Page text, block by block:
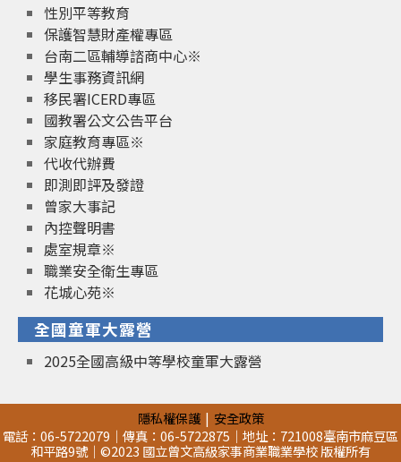
性別平等教育
保護智慧財產權專區
台南二區輔導諮商中心※
學生事務資訊網
移民署ICERD專區
國教署公文公告平台
家庭教育專區※
代收代辦費
即測即評及發證
曾家大事記
內控聲明書
處室規章※
職業安全衛生專區
花城心苑※
全國童軍大露營
2025全國高級中等學校童軍大露營
隱私權保護
安全政策
電話：06-5722079｜傳真：06-5722875｜地址：721008臺南市麻豆區
和平路9號｜©2023 國立曾文高級家事商業職業學校 版權所有